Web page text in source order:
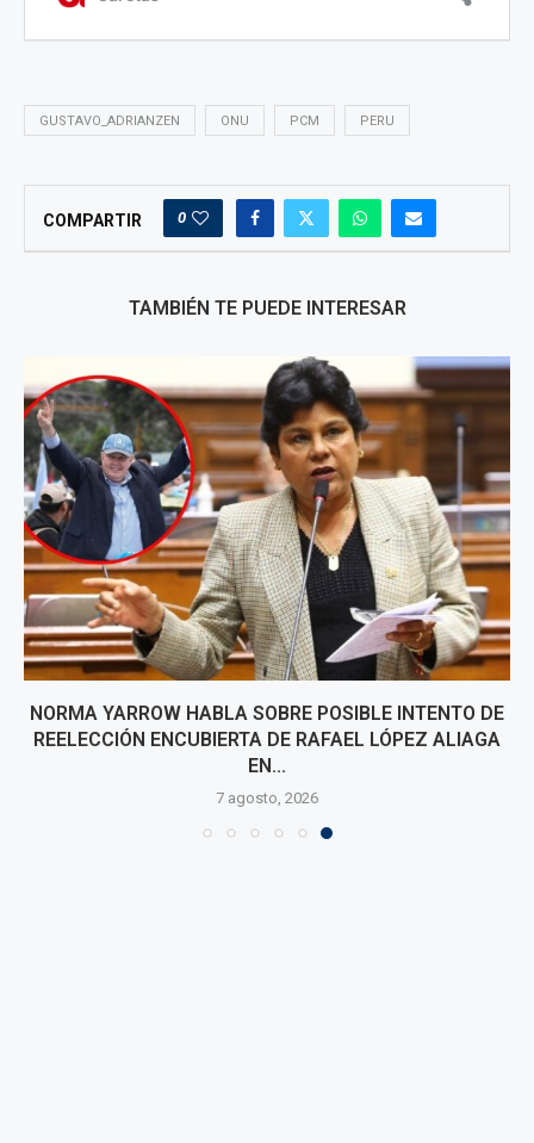
GUSTAVO_ADRIANZEN ONU PCM PERU
COMPARTIR 0
TAMBIÉN TE PUEDE INTERESAR
NORMA YARROW HABLA SOBRE POSIBLE INTENTO DE
REELECCIÓN ENCUBIERTA DE RAFAEL LÓPEZ ALIAGA
EN...
7 agosto, 2026